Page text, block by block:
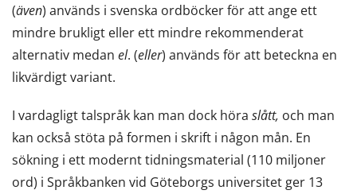
(även) används i svenska ordböcker för att ange ett
mindre brukligt eller ett mindre rekommenderat
alternativ medan el. (eller) används för att beteckna en
likvärdigt variant.
I vardagligt talspråk kan man dock höra slått, och man
kan också stöta på formen i skrift i någon mån. En
sökning i ett modernt tidningsmaterial (110 miljoner
ord) i Språkbanken vid Göteborgs universitet ger 13